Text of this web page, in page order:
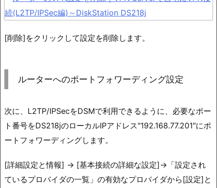
[削除]をクリックして設定を削除します。
ルーターへのポートフォワーディング設定
次に、L2TP/IPSecをDSMで利用できるように、必要なポー
ト番号をDS218jのローカルIPアドレス"192.168.77.201″にポ
ートフォワーディングします。
[詳細設定と情報] → [基本接続の詳細な設定]→「設定され
ているプロバイダの一覧」の有効なプロバイダから[設定]と